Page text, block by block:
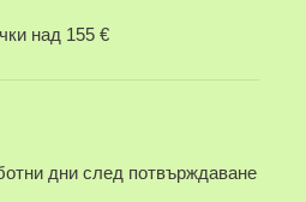
над 155 €
дни след потвърждаване